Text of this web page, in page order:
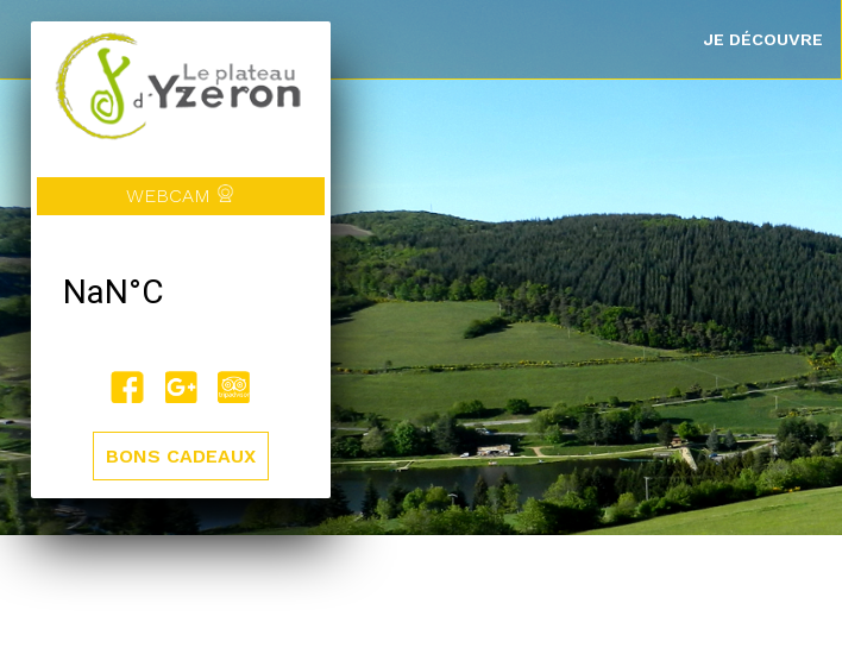
WEBCAM
BONS CADEAUX
JE DÉCOUVRE